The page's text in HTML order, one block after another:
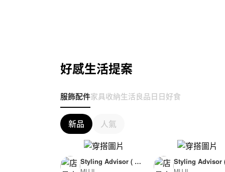
好感生活提案
服飾配件家具收納生活良品日日好食
新品 人氣
Styling Advisor ( F
Styling Advisor